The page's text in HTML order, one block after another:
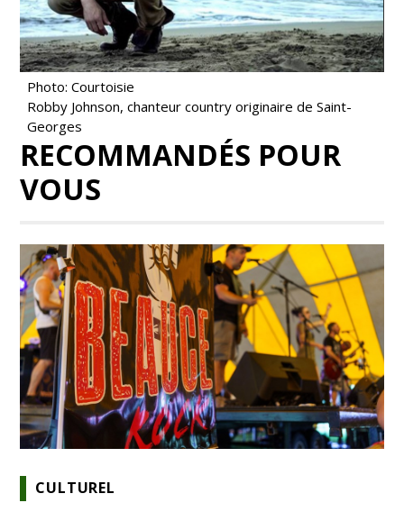
Photo: Courtoisie
Robby Johnson, chanteur country originaire de Saint-
Georges
RECOMMANDÉS POUR
VOUS
CULTUREL